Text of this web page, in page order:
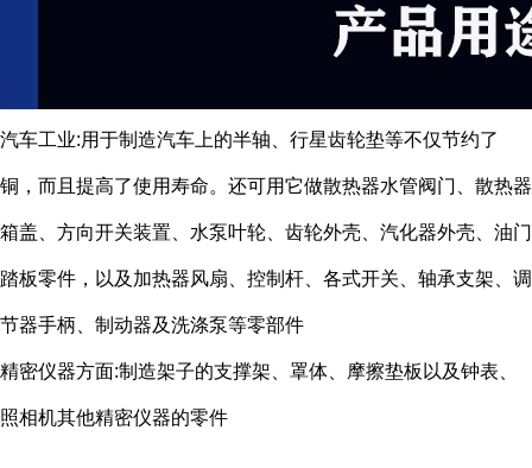
汽车工业:用于制造汽车上的半轴、行星齿轮垫等不仅节约了
铜，而且提高了使用寿命。还可用它做散热器水管阀门、散热器
箱盖、方向开关装置、水泵叶轮、齿轮外壳、汽化器外壳、油门
踏板零件，以及加热器风扇、控制杆、各式开关、轴承支架、调
节器手柄、制动器及洗涤泵等零部件
精密仪器方面:制造架子的支撑架、罩体、摩擦垫板以及钟表、
照相机其他精密仪器的零件